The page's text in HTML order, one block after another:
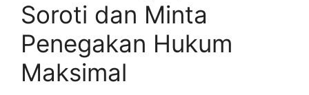
Soroti dan Minta
Penegakan Hukum
Maksimal